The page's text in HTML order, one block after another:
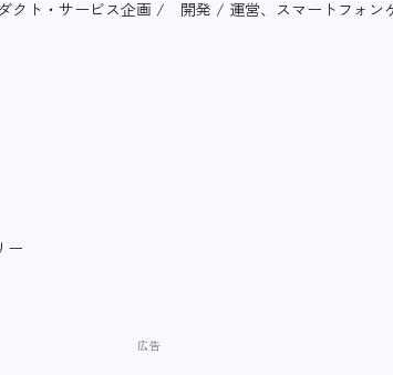
クト・サービス企画 / 開発 / 運営、スマートフォン
ー